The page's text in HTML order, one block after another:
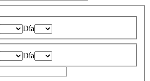
Día
Día